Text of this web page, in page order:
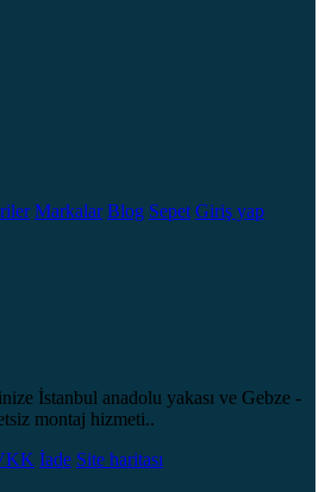
Markalar Blog Sepet Giriş yap
İstanbul anadolu yakası ve Gebze -
montaj hizmeti..
İade Site haritası